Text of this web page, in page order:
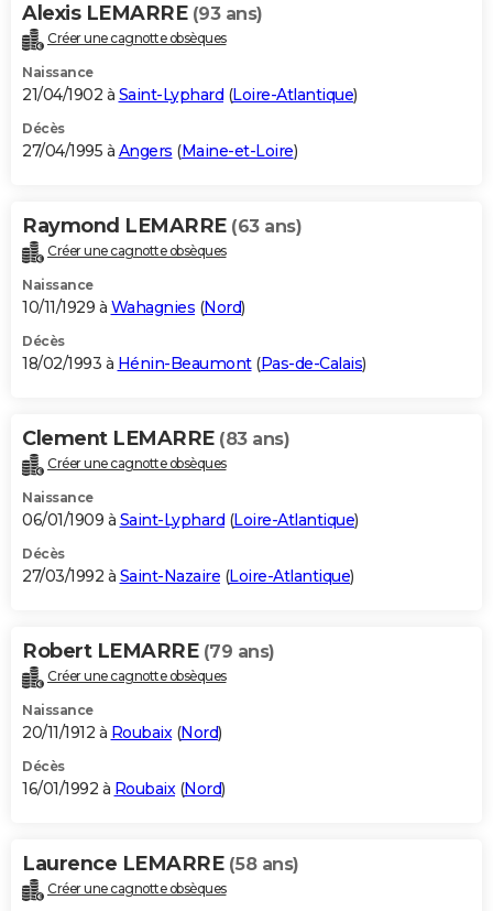
Alexis LEMARRE (93 ans)
Créer une cagnotte obsèques
Naissance
21/04/1902 à Saint-Lyphard (Loire-Atlantique)
Décès
27/04/1995 à Angers (Maine-et-Loire)
Raymond LEMARRE (63 ans)
Créer une cagnotte obsèques
Naissance
10/11/1929 à Wahagnies (Nord)
Décès
18/02/1993 à Hénin-Beaumont(Pas-de-Calais)
Clement LEMARRE (83 ans)
Créer une cagnotte obsèques
Naissance
06/01/1909 à Saint-Lyphard (Loire-Atlantique)
Décès
27/03/1992 à Saint-Nazaire (Loire-Atlantique)
Robert LEMARRE (79 ans)
Créer une cagnotte obsèques
Naissance
20/11/1912 à Roubaix(Nord)
Décès
16/01/1992 à Roubaix(Nord)
Laurence LEMARRE (58 ans)
Créer une cagnotte obsèques